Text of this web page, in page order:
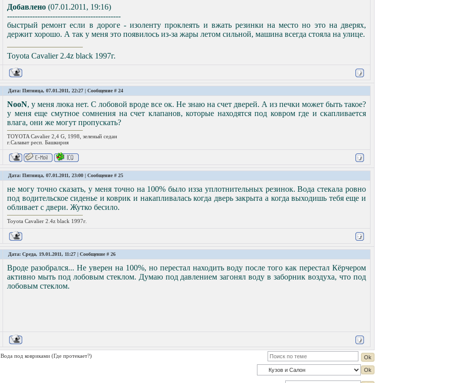
Добавлено (07.01.2011, 19:16)
---------------------------------------------
быстрый ремонт если в дороге - изоленту проклеять и вжать резинки на место но это на дверях,
держит хорошо. А так у меня это появилось из-за жары летом сильной, машина всегда стояла на улице.
Toyota Cavalier 2.4z black 1997г.
Дата: Пятница, 07.01.2011, 22:27 | Сообщение # 24
NooN, у меня люка нет. С лобовой вроде все ок. Не знаю на счет дверей. А из печки может быть такое?
у меня еще смутное сомнения на счет клапанов, которые находятся под ковром где и скапливается
влага, они же могут пропускать?
TOYOTA Cavalier 2,4 G, 1998, зеленый седан
г.Салават респ. Башкирия
Дата: Пятница, 07.01.2011, 23:00 | Сообщение # 25
не могу точно сказать, у меня точно на 100% было изза уплотнительных резинок. Вода стекала ровно
под водительское сиденье и коврик и накапливалась когда дверь закрыта а когда выходишь тебя еще и
обливает с двери. Жутко бесило.
Toyota Cavalier 2.4z black 1997г.
Дата: Среда, 19.01.2011, 11:27 | Сообщение # 26
Вроде разобрался... Не уверен на 100%, но перестал находить воду после того как перестал Кёрчером
активно мыть под лобовым стеклом. Думаю под давлением загонял воду в заборник воздуха, что под
лобовым стеклом.
Вода под ковриками (Где протекает?)